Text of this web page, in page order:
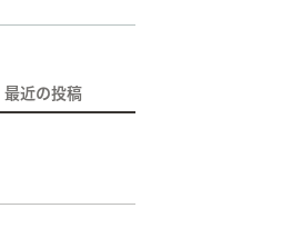
最近の投稿